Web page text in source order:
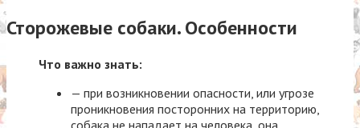
Сторожевые собаки. Особенности
Что важно знать:
— при возникновении опасности, или угрозе
проникновения посторонних на территорию,
собака не нападает на человека, она